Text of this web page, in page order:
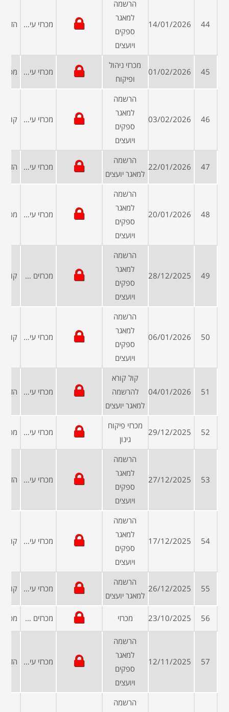
44
14/01/2026
הרשמה
למאגר
ספקים
ויועצים
מכרזי עיריות ומועצות
45
01/02/2026
מכרזי ניהול
ופיקוח
מכרזי עיריות ומועצות
46
03/02/2026
הרשמה
למאגר
ספקים
ויועצים
מכרזי עיריות ומועצות
47
22/01/2026
הרשמה
למאגר יועצים
מכרזי עיריות ומועצות
48
20/01/2026
הרשמה
למאגר
ספקים
ויועצים
מכרזי עיריות ומועצות
49
28/12/2025
הרשמה
למאגר
ספקים
ויועצים
מכרזים פומביים
50
06/01/2026
הרשמה
למאגר
ספקים
ויועצים
מכרזי עיריות ומועצות
51
04/01/2026
קול קורא
להרשמה
למאגר יועצים
מכרזי עיריות ומועצות
52
29/12/2025
מכרזי פיקוח
גינון
מכרזי עיריות ומועצות
53
27/12/2025
הרשמה
למאגר
ספקים
ויועצים
מכרזי עיריות ומועצות
54
17/12/2025
הרשמה
למאגר
ספקים
ויועצים
מכרזי עיריות ומועצות
55
26/12/2025
הרשמה
למאגר יועצים
מכרזי עיריות ומועצות
56
23/10/2025 מכרזי מכרזים פומביים
57
12/11/2025
הרשמה
למאגר
ספקים
ויועצים
מכרזי עיריות ומועצות
הרשמה